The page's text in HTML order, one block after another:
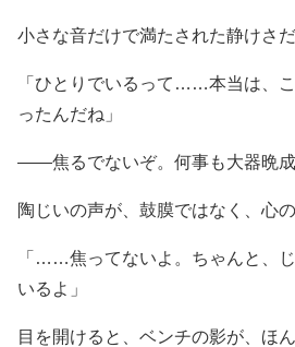
小さな音だけで満たされた静けさだ
「ひとりでいるって……本当は、
ったんだね」
――焦るでないぞ。何事も大器晩成
陶じいの声が、鼓膜ではなく、心
「……焦ってないよ。ちゃんと、
いるよ」
目を開けると、ベンチの影が、ほ